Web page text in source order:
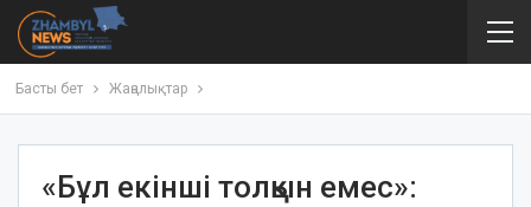
Басты бет Жаңалықтар
«Бұл екінші толқын емес»: